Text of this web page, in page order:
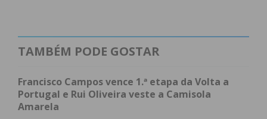
TAMBÉM PODE GOSTAR
Francisco Campos vence 1.ª etapa da Volta a
Portugal e Rui Oliveira veste a Camisola
Amarela